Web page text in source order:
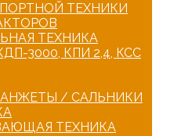
ТЕХНИКИ
ТЕХНИКА
3000, КПИ 2,4, КСС
/ САЛЬНИКИ
ТЕХНИКА